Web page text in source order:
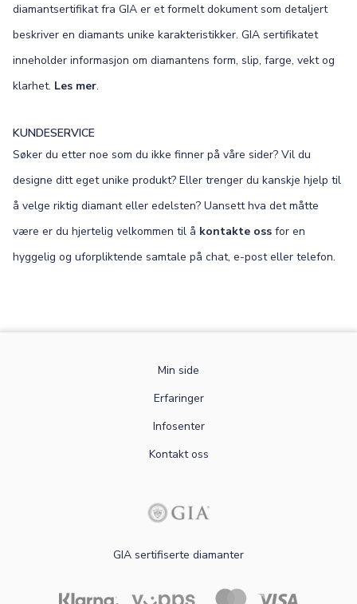
diamantsertifikat fra GIA er et formelt dokument som detaljert
beskriver en diamants unike karakteristikker. GIA sertifikatet
inneholder informasjon om diamantens form, slip, farge, vekt og
klarhet. Les mer.
KUNDESERVICE
Søker du etter noe som du ikke finner på våre sider? Vil du
designe ditt eget unike produkt? Eller trenger du kanskje hjelp til
å velge riktig diamant eller edelsten? Uansett hva det måtte
være er du hjertelig velkommen til å kontakte oss for en
hyggelig og uforpliktende samtale på chat, e-post eller telefon.
Min side
Erfaringer
Infosenter
Kontakt oss
GIA sertifiserte diamanter